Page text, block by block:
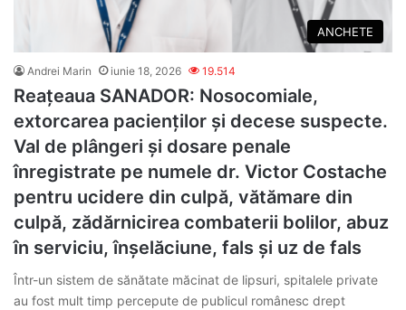
ANCHETE
Andrei Marin iunie 18, 2026 19.514
Reațeaua SANADOR: Nosocomiale,
extorcarea pacienților și decese suspecte.
Val de plângeri și dosare penale
înregistrate pe numele dr. Victor Costache
pentru ucidere din culpă, vătămare din
culpă, zădărnicirea combaterii bolilor, abuz
în serviciu, înșelăciune, fals și uz de fals
Într-un sistem de sănătate măcinat de lipsuri, spitalele private
au fost mult timp percepute de publicul românesc drept